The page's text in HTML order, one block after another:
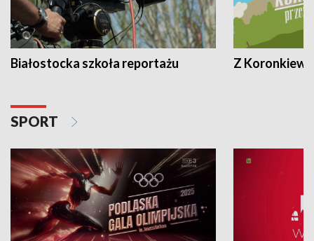
Białostocka szkoła reportażu Z
SPORT